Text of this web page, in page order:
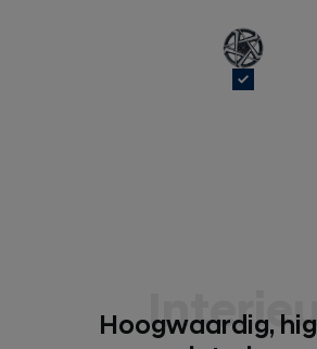
Hoogwaardig,